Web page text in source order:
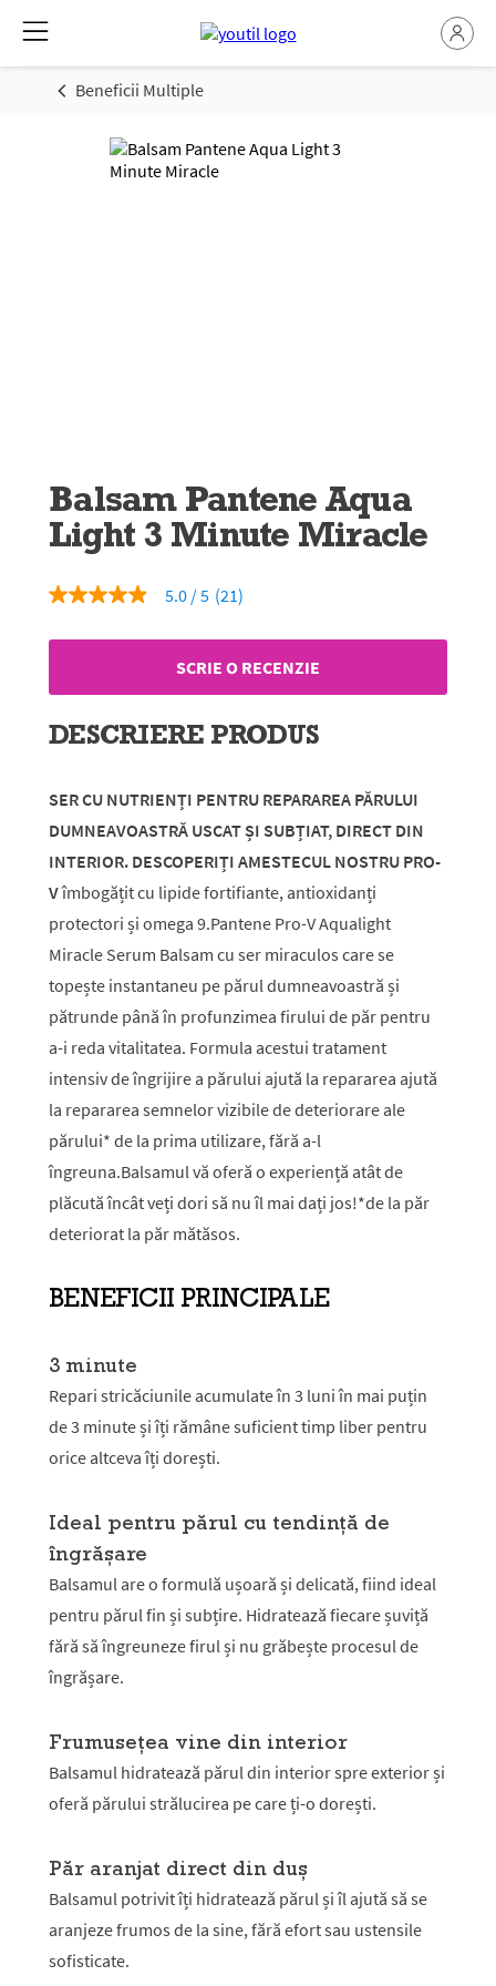
Beneficii Multiple
Balsam Pantene Aqua
Light 3 Minute Miracle
5.0
5
medie
evaluării.
Read
Același
de
pagină.
5.0 (21)
SCRIE O RECENZIE
DESCRIERE PRODUS
SER CU NUTRIENȚI PENTRU REPARAREA PĂRULUI
DUMNEAVOASTRĂ USCAT ȘI SUBȚIAT, DIRECT DIN
INTERIOR. DESCOPERIȚI AMESTECUL NOSTRU PRO-
Vîmbogățit cu lipide fortifiante, antioxidanți
protectori și omega 9.Pantene Pro-V Aqualight
Miracle Serum Balsam cu ser miraculos care se
topește instantaneu pe părul dumneavoastră și
pătrunde până în profunzimea firului de păr pentru
a-i reda vitalitatea. Formula acestui tratament
intensiv de îngrijire a părului ajută la repararea ajută
la repararea semnelor vizibile de deteriorare ale
părului* de la prima utilizare, fără a-l
îngreuna.Balsamul vă oferă o experiență atât de
plăcută încât veți dori să nu îl mai dați jos!*de la păr
deteriorat la păr mătăsos.
BENEFICII PRINCIPALE
3 minute
Repari stricăciunile acumulate în 3 luni în mai puțin
de 3 minute și îți rămâne suficient timp liber pentru
orice altceva îți dorești.
Ideal pentru părul cu tendință de
îngrășare
Balsamul are o formulă ușoară și delicată, fiind ideal
pentru părul fin și subțire. Hidratează fiecare șuviță
fără să îngreuneze firul și nu grăbește procesul de
îngrășare.
Frumusețea vine din interior
Balsamul hidratează părul din interior spre exterior și
oferă părului strălucirea pe care ți-o dorești.
Păr aranjat direct din duș
Balsamul potrivit îți hidratează părul și îl ajută să se
aranjeze frumos de la sine, fără efort sau ustensile
sofisticate.